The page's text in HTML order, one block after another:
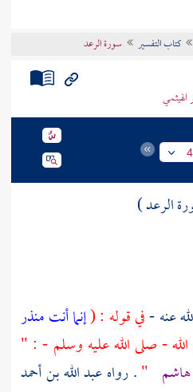
كتاب التفسير سورة الرعد
عنه -في قوله : (إنما أنت منذر
- صلى الله عليه وسلم - : "
". رواهعبد الله بن أحمد